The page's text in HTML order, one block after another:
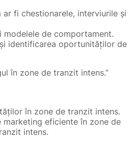
fi chestionarele, interviurile și
de comportament.
identificarea oportunităților de
în zone de tranzit intens.”
în zone de tranzit intens.
eficiente în zone de
intens.